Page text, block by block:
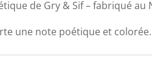
de Gry & Sif – fabriqué au
une note poétique et